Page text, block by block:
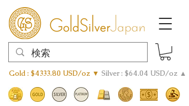
Gold : $4333.80 USD/oz ▼ Silver : $64.04 USD/oz ▲